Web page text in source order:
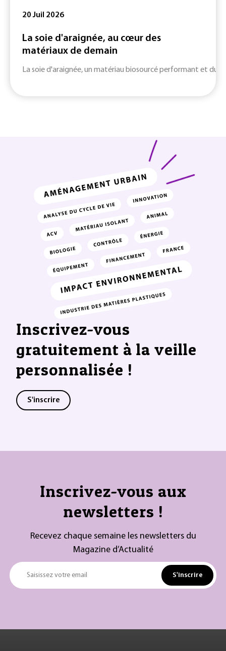
20 Juil 2026
La soie d'araignée, au cœur des
matériaux de demain
La soie d'araignée, un matériau biosourcé performant et
Inscrivez-vous
gratuitement à la veille
personnalisée !
S'inscrire
Inscrivez-vous aux
newsletters !
Recevez chaque semaine les newsletters du
Magazine d’Actualité
Saisissez votre email S'inscrire